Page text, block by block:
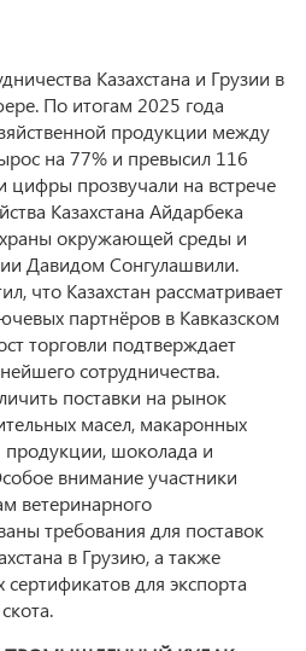
Казахстана и Грузии в
По итогам 2025 года
продукции между
на 77% и превысил 116
цифры прозвучали на встрече
Казахстана Айдарбека
окружающей среды и
Давидом Сонгулашвили.
что Казахстан рассматривает
партнёров в Кавказском
торговли подтверждает
сотрудничества.
поставки на рынок
масел, макаронных
продукции, шоколада и
внимание участники
ветеринарного
требования для поставок
в Грузию, а также
для экспорта